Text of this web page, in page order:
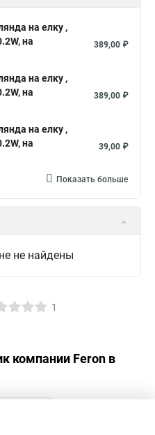
на елку ,
на
389,00 ₽
на елку ,
на
389,00 ₽
на елку ,
на
39,00 ₽
Показать больше
не найдены
1
компании Feron в